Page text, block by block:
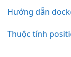
Hướng dẫn
Thuộc tính